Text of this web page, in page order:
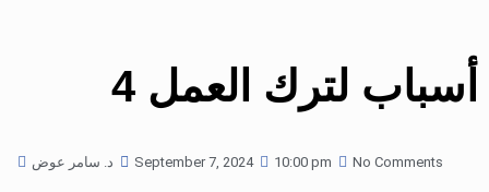
4 أسباب لترك العمل
د. سامر عوض September 7, 2024 10:00 pm No Comments